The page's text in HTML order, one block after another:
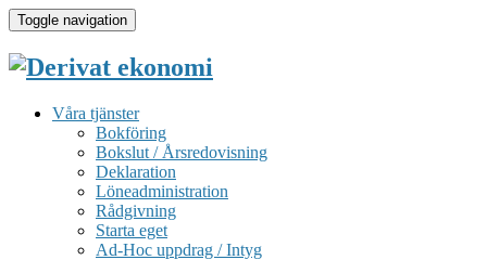
Toggle navigation
Våra tjänster
Bokföring
Bokslut / Årsredovisning
Deklaration
Löneadministration
Rådgivning
Starta eget
Ad-Hoc uppdrag / Intyg